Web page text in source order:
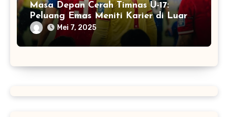
Masa Depan Cerah Timnas U-17:
Peluang Emas Meniti Karier di Luar
NegeriMei 7, 2025